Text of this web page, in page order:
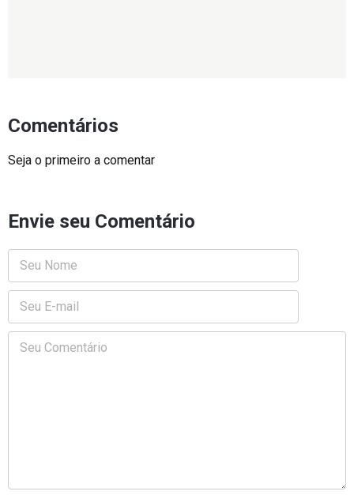
Comentários
Seja o primeiro a comentar
Envie seu Comentário